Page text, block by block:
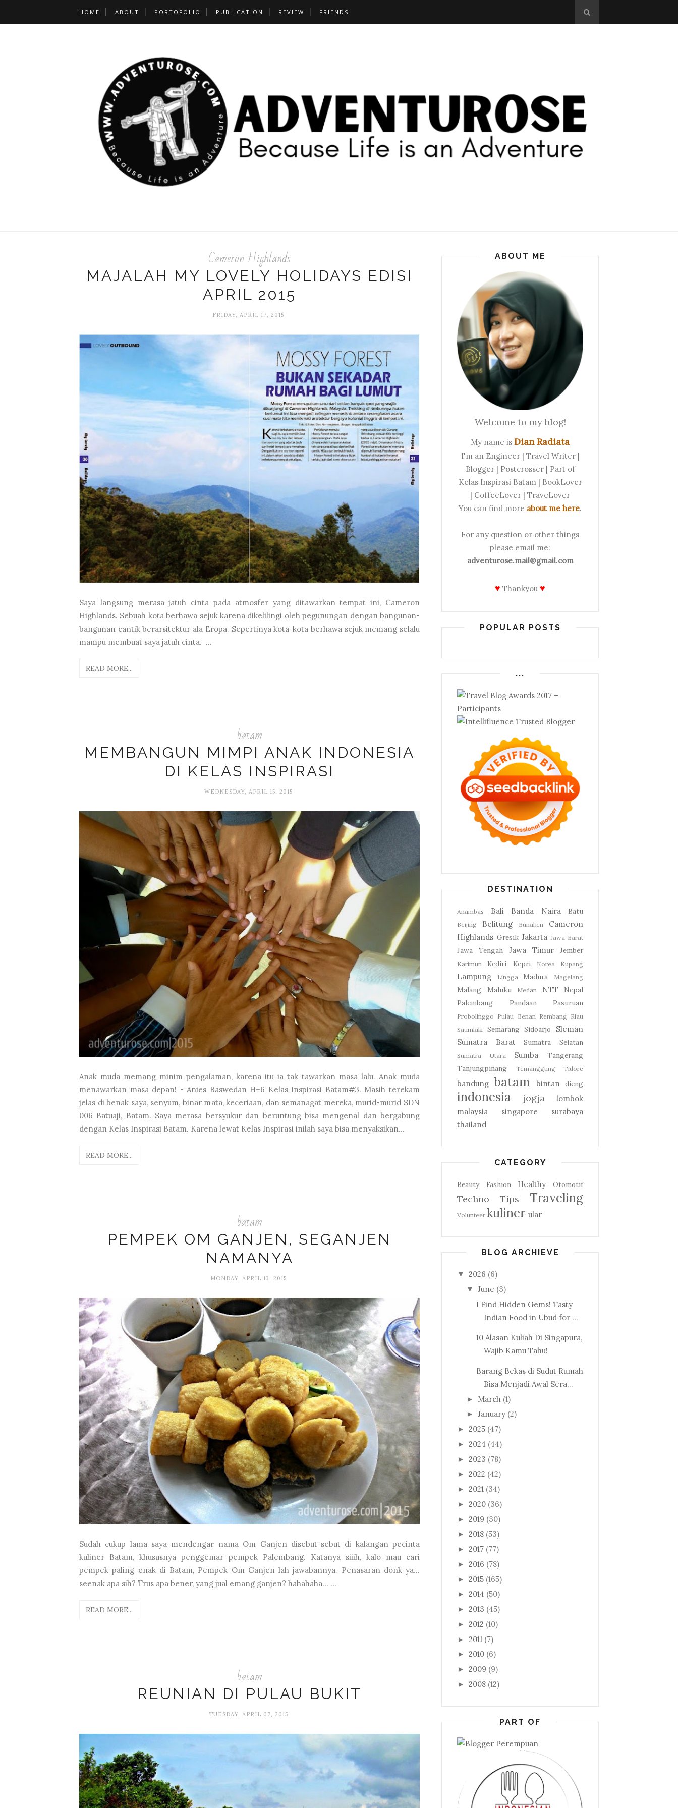
HOME ABOUT PORTOFOLIO PUBLICATION REVIEW FRIENDS
Cameron Highlands
MAJALAH MY LOVELY HOLIDAYS EDISI
APRIL 2015
FRIDAY, APRIL 17, 2015
Saya langsung merasa jatuh cinta pada atmosfer yang ditawarkan tempat ini, Cameron
Highlands. Sebuah kota berhawa sejuk karena dikelilingi oleh pegunungan dengan bangunan-
bangunan cantik berarsitektur ala Eropa. Sepertinya kota-kota berhawa sejuk memang selalu
mampu membuat saya jatuh cinta. ...
READ MORE...
batam
MEMBANGUN MIMPI ANAK INDONESIA
DI KELAS INSPIRASI
WEDNESDAY, APRIL 15, 2015
Anak muda memang minim pengalaman, karena itu ia tak tawarkan masa lalu. Anak muda
menawarkan masa depan! - Anies Baswedan H+6 Kelas Inspirasi Batam#3. Masih terekam
jelas di benak saya, senyum, binar mata, keceriaan, dan semanagat mereka, murid-murid SDN
006 Batuaji, Batam. Saya merasa bersyukur dan beruntung bisa mengenal dan bergabung
dengan Kelas Inspirasi Batam. Karena lewat Kelas Inspirasi inilah saya bisa menyaksikan...
READ MORE...
batam
PEMPEK OM GANJEN, SEGANJEN
NAMANYA
MONDAY, APRIL 13, 2015
Sudah cukup lama saya mendengar nama Om Ganjen disebut-sebut di kalangan pecinta
kuliner Batam, khususnya penggemar pempek Palembang. Katanya siiih, kalo mau cari
pempek paling enak di Batam, Pempek Om Ganjen lah jawabannya. Penasaran donk ya...
seenak apa sih? Trus apa bener, yang jual emang ganjen? hahahaha... ...
READ MORE...
batam
REUNIAN DI PULAU BUKIT
TUESDAY, APRIL 07, 2015
ABOUT ME
Welcome to my blog!
My name is Dian Radiata
I'm an Engineer | Travel Writer |
Blogger | Postcrosser | Part of
Kelas Inspirasi Batam | BookLover
| CoffeeLover | TraveLover
You can find more about me here.
For any question or other things
please email me:
adventurose.mail@gmail.com
♥ Thankyou ♥
POPULAR POSTS
...
DESTINATION
Anambas Bali Banda Naira Batu
Beijing Belitung Bunaken
Cameron
Highlands Gresik Jakarta Jawa Barat
Jawa Tengah Jawa Timur Jember
Karimun Kediri Kepri Korea Kupang
Lampung Lingga Madura Magelang
Malang Maluku Medan NTT
Nepal
Palembang
Pandaan Pasuruan
Probolinggo Pulau Benan Rembang Riau
Saumlaki Semarang Sidoarjo
Sleman
Sumatra Barat
Sumatra Selatan
Sumatra Utara Sumba
Tangerang
Tanjungpinang
Temanggung Tidore
bandung batam bintan dieng
indonesia jogja
lombok
malaysia
singapore
surabaya
thailand
CATEGORY
Beauty Fashion Healthy Otomotif
Techno Tips Traveling
Volunteer kuliner ular
BLOG ARCHIEVE
▼ 2026 (6)
▼ June (3)
I Find Hidden Gems! Tasty
Indian Food in Ubud for ...
10 Alasan Kuliah Di Singapura,
Wajib Kamu Tahu!
Barang Bekas di Sudut Rumah
Bisa Menjadi Awal Sera...
► March (1)
► January (2)
► 2025 (47)
► 2024 (44)
► 2023 (78)
► 2022 (42)
► 2021 (34)
► 2020 (36)
► 2019 (30)
► 2018 (53)
► 2017 (77)
► 2016 (78)
► 2015 (165)
► 2014 (50)
► 2013 (45)
► 2012 (10)
► 2011 (7)
► 2010 (6)
► 2009 (9)
► 2008 (12)
PART OF